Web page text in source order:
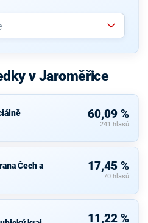
v Jaroměřice
60,09 %
241 hlasů
Čech a
17,45 %
70 hlasů
11,22 %